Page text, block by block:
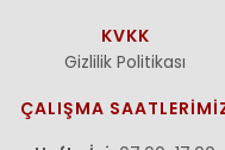
KVKK
Gizlilik Politikası
ÇALIŞMA